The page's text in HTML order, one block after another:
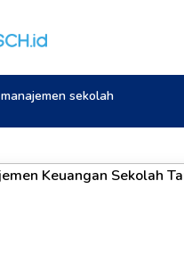
manajemen sekolah